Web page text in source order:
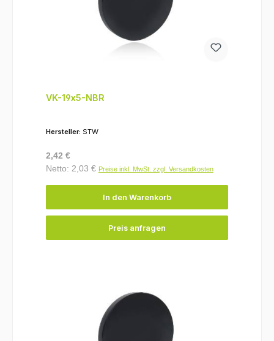
VK-19x5-NBR
Hersteller: STW
Regulärer Preis:
2,42 €
Netto: 2,03 € Preise inkl. MwSt. zzgl. Versandkosten
In den Warenkorb
Preis anfragen